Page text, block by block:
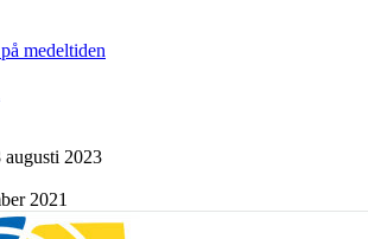
medeltiden
augusti 2023
2021